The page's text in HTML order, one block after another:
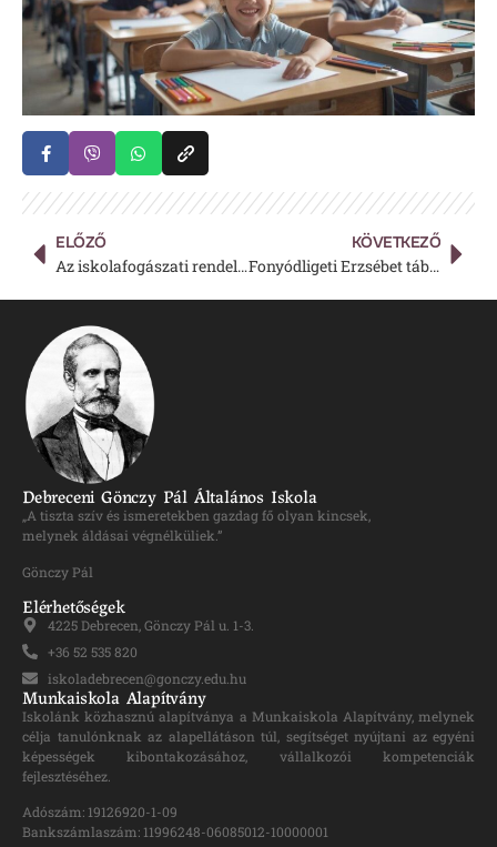
ELŐZŐ
Az iskolafogászati rendelés nyári helyettesítése
KÖVETKEZŐ
Fonyódligeti Erzsébet tábor
Debreceni Gönczy Pál Általános Iskola
„A tiszta szív és ismeretekben gazdag fő olyan kincsek,
melynek áldásai végnélküliek.”
Gönczy Pál
Elérhetőségek
4225 Debrecen, Gönczy Pál u. 1-3.
+36 52 535 820
iskoladebrecen@gonczy.edu.hu
Munkaiskola Alapítvány
Iskolánk közhasznú alapítványa a Munkaiskola Alapítvány, melynek
célja tanulónknak az alapellátáson túl, segítséget nyújtani az egyéni
képességek kibontakozásához, vállalkozói kompetenciák
fejlesztéséhez.
Adószám: 19126920-1-09
Bankszámlaszám: 11996248-06085012-10000001